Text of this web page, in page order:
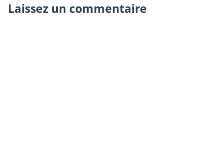
Laissez un commentaire